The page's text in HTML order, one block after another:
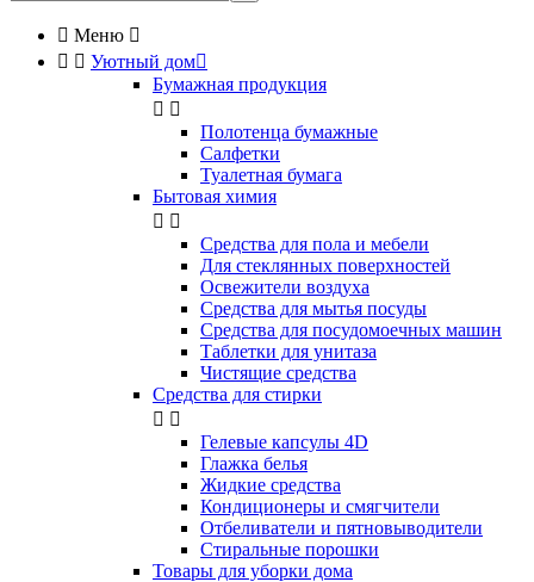
 Меню 
  Уютный дом
Бумажная продукция
 
Полотенца бумажные
Салфетки
Туалетная бумага
Бытовая химия
 
Cредства для пола и мебели
Для стеклянных поверхностей
Освежители воздуха
Средства для мытья посуды
Средства для посудомоечных машин
Таблетки для унитаза
Чистящие средства
Средства для стирки
 
Гелевые капсулы 4D
Глажка белья
Жидкие средства
Кондиционеры и смягчители
Отбеливатели и пятновыводители
Стиральные порошки
Товары для уборки дома